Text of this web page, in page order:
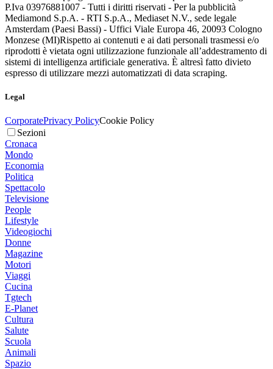
P.Iva 03976881007 - Tutti i diritti riservati - Per la pubblicità
Mediamond S.p.A. - RTI S.p.A., Mediaset N.V., sede legale
Amsterdam (Paesi Bassi) - Uffici Viale Europa 46, 20093 Cologno
Monzese (MI)Rispetto ai contenuti e ai dati personali trasmessi e/o
riprodotti è vietata ogni utilizzazione funzionale all’addestramento di
sistemi di intelligenza artificiale generativa. È altresì fatto divieto
espresso di utilizzare mezzi automatizzati di data scraping.
Legal
CorporatePrivacy PolicyCookie Policy
Sezioni
Cronaca
Mondo
Economia
Politica
Spettacolo
Televisione
People
Lifestyle
Videogiochi
Donne
Magazine
Motori
Viaggi
Cucina
Tgtech
E-Planet
Cultura
Salute
Scuola
Animali
Spazio